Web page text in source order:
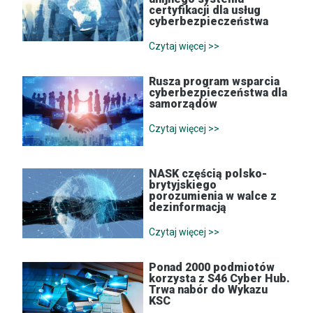
certyfikacji dla usług
cyberbezpieczeństwa
Czytaj więcej >>
Rusza program wsparcia
cyberbezpieczeństwa dla
samorządów
Czytaj więcej >>
NASK częścią polsko-
brytyjskiego
porozumienia w walce z
dezinformacją
Czytaj więcej >>
Ponad 2000 podmiotów
korzysta z S46 Cyber Hub.
Trwa nabór do Wykazu
KSC